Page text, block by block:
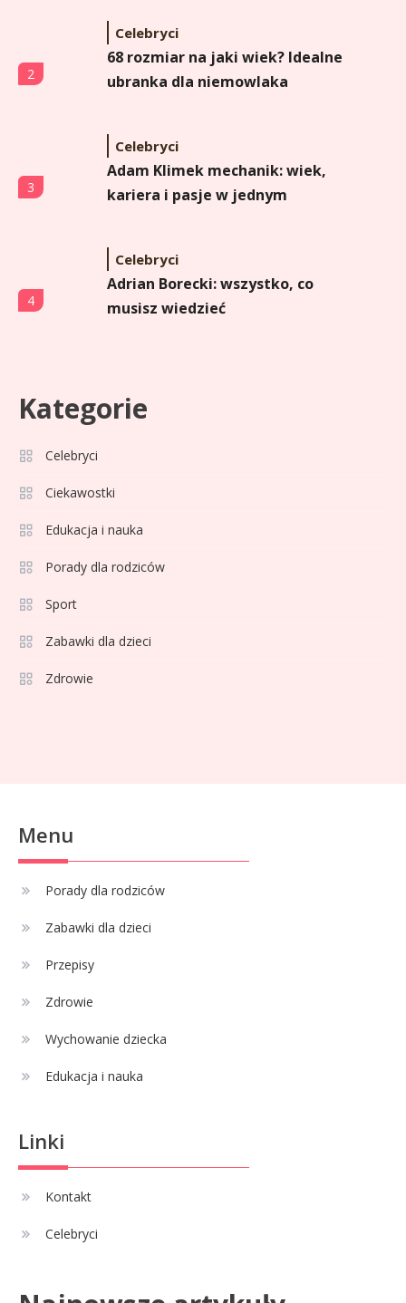
2
Celebryci
68 rozmiar na jaki wiek? Idealne
ubranka dla niemowlaka
3
Celebryci
Adam Klimek mechanik: wiek,
kariera i pasje w jednym
4
Celebryci
Adrian Borecki: wszystko, co
musisz wiedzieć
5
Agata Adamek wiek: ile lat ma
znana dziennikarka?
6
popularna influencerka?
1
dla dziecka z hamulcem?
3
Kategorie
Celebryci
Ciekawostki
Edukacja i nauka
Porady dla rodziców
Sport
Zabawki dla dzieci
Zdrowie
Menu
Porady dla rodziców
Zabawki dla dzieci
Przepisy
Zdrowie
Wychowanie dziecka
Edukacja i nauka
Linki
Kontakt
Celebryci